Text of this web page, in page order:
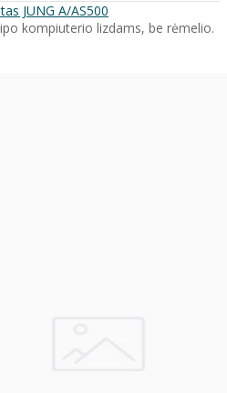
JUNG A/AS500
kompiuterio lizdams, be rėmelio.